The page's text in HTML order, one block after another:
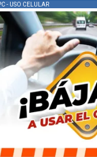
- USO CELULAR